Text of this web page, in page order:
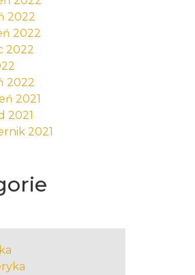
2022
2022
2022
2022
2021
2021
2021